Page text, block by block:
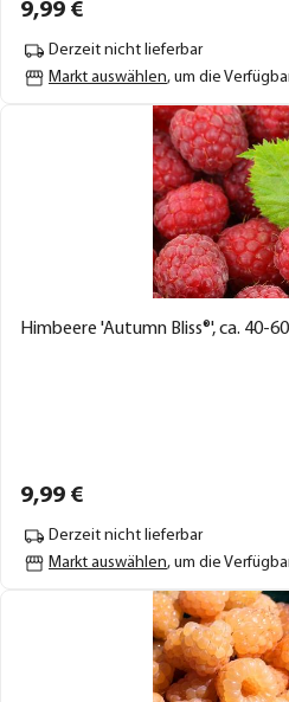
9,99 €
Derzeit nicht lieferbar
Markt auswählen, um die
Himbeere 'Autumn Bliss®', ca. 40-
9,99 €
Derzeit nicht lieferbar
Markt auswählen, um die